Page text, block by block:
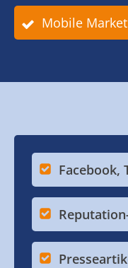
Mobile
Facebook,